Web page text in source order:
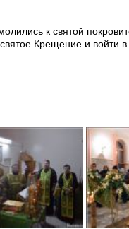
к святой
Крещение и войти